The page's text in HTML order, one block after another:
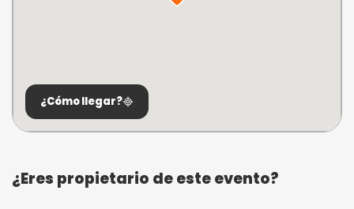
¿Cómo llegar?
¿Eres propietario de este evento?